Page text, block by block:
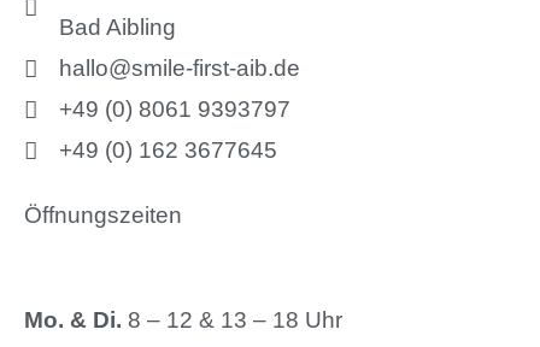
Bad Aibling
hallo@smile-first-aib.de
+49 (0) 8061 9393797
+49 (0) 162 3677645
Öffnungszeiten
Mo. & Di. 8 – 12 & 13 – 18 Uhr